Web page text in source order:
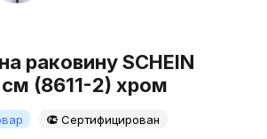
раковину SCHEIN
(8611-2) хром
Сертифицирован